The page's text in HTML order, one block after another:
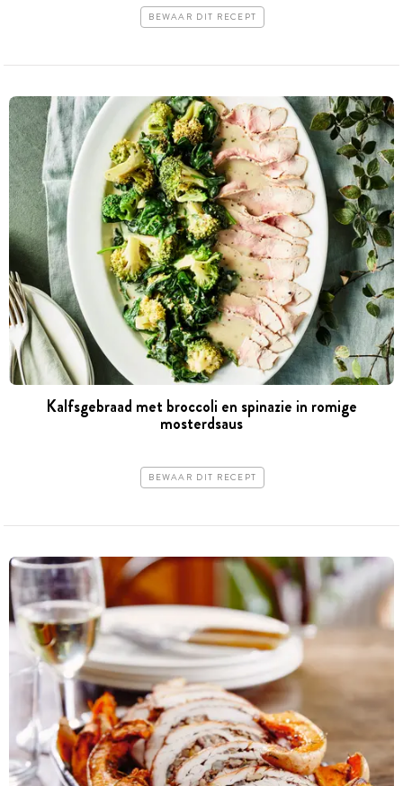
BEWAAR DIT RECEPT
Kalfsgebraad met broccoli en spinazie in romige
mosterdsaus
BEWAAR DIT RECEPT